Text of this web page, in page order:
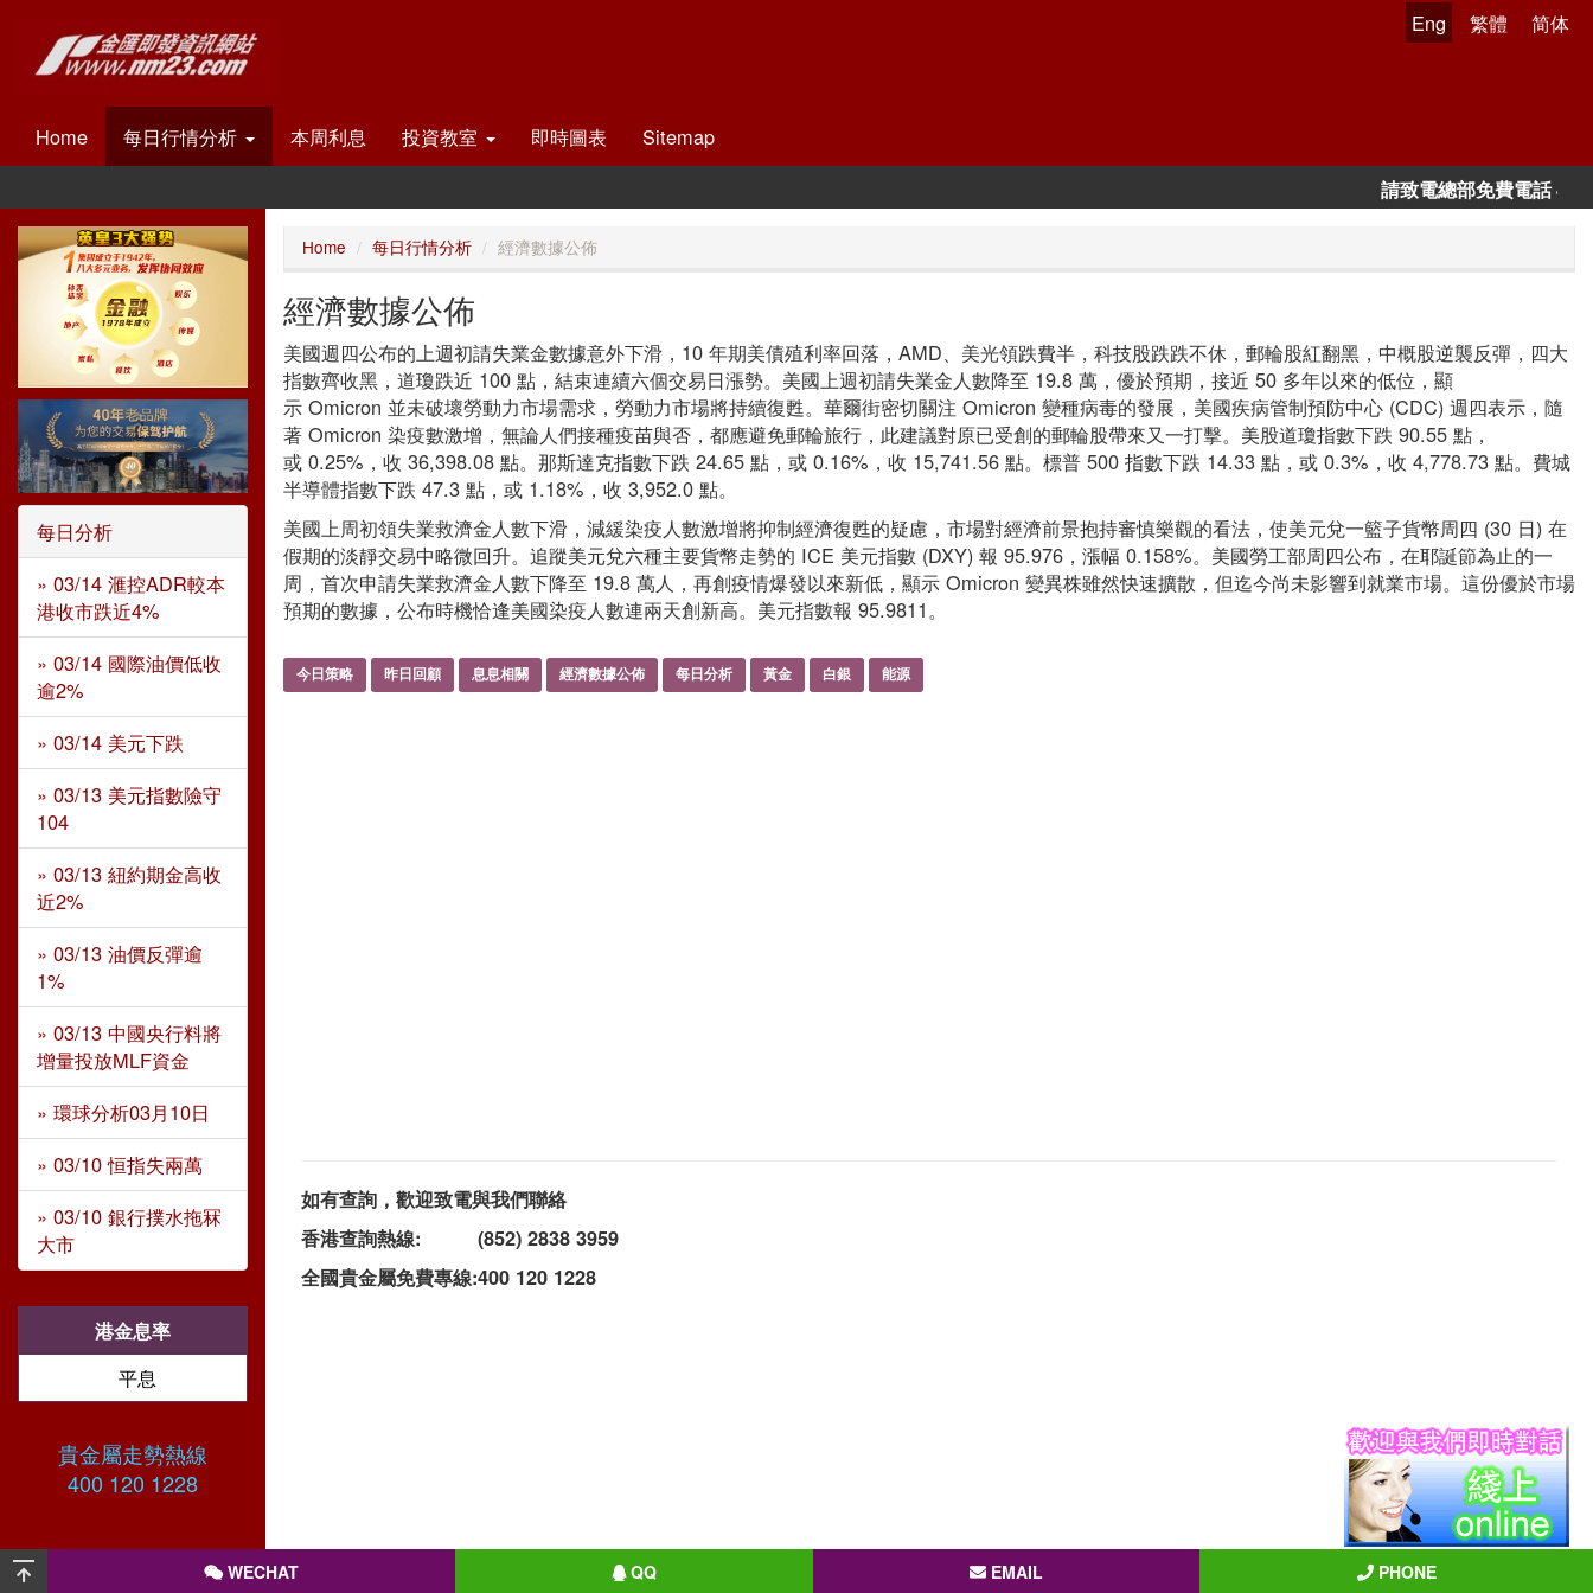
Eng 繁體 简体
Home 每日行情分析 本周利息 投資教室 即時圖表 Sitemap
WECHAT QQ EMAIL PHONE
請致電總部免費電話
Home 每日行情分析 經濟數據公佈
經濟數據公佈
美國週四公布的上週初請失業金數據意外下滑，10 年期美債殖利率回落，AMD、美光領跌費半，科技股跌跌不休，郵輪股紅翻黑，中概股逆襲反彈，四大
指數齊收黑，道瓊跌近 100 點，結束連續六個交易日漲勢。美國上週初請失業金人數降至 19.8 萬，優於預期，接近 50 多年以來的低位，顯
示 Omicron 並未破壞勞動力市場需求，勞動力市場將持續復甦。華爾街密切關注 Omicron 變種病毒的發展，美國疾病管制預防中心 (CDC) 週四表示，隨
著 Omicron 染疫數激增，無論人們接種疫苗與否，都應避免郵輪旅行，此建議對原已受創的郵輪股帶來又一打擊。美股道瓊指數下跌 90.55 點，
或 0.25%，收 36,398.08 點。那斯達克指數下跌 24.65 點，或 0.16%，收 15,741.56 點。標普 500 指數下跌 14.33 點，或 0.3%，收 4,778.73 點。費城
半導體指數下跌 47.3 點，或 1.18%，收 3,952.0 點。
美國上周初領失業救濟金人數下滑，減緩染疫人數激增將抑制經濟復甦的疑慮，市場對經濟前景抱持審慎樂觀的看法，使美元兌一籃子貨幣周四 (30 日) 在
假期的淡靜交易中略微回升。追蹤美元兌六種主要貨幣走勢的 ICE 美元指數 (DXY) 報 95.976，漲幅 0.158%。美國勞工部周四公布，在耶誕節為止的一
周，首次申請失業救濟金人數下降至 19.8 萬人，再創疫情爆發以來新低，顯示 Omicron 變異株雖然快速擴散，但迄今尚未影響到就業市場。這份優於市場
預期的數據，公布時機恰逢美國染疫人數連兩天創新高。美元指數報 95.9811。
今日策略 昨日回顧 息息相關 經濟數據公佈 每日分析 黃金 白銀 能源
如有查詢，歡迎致電與我們聯絡
香港查詢熱線:
(852) 2838 3959
全國貴金屬免費專線:400 120 1228
每日分析
» 03/14 滙控ADR較本
港收市跌近4%
» 03/14 國際油價低收
逾2%
» 03/14 美元下跌
» 03/13 美元指數險守
104
» 03/13 紐約期金高收
近2%
» 03/13 油價反彈逾
1%
» 03/13 中國央行料將
增量投放MLF資金
» 環球分析03月10日
» 03/10 恒指失兩萬
» 03/10 銀行撲水拖冧
大市
港金息率
平息
貴金屬走勢熱線
400 120 1228